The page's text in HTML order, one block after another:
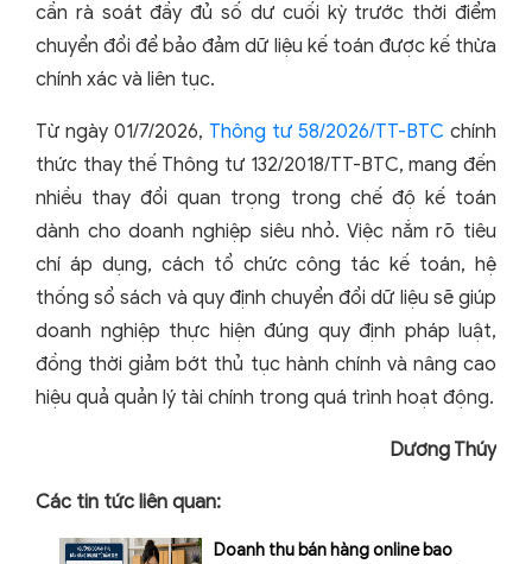
cần rà soát đầy đủ số dư cuối kỳ trước thời điểm
chuyển đổi để bảo đảm dữ liệu kế toán được kế thừa
chính xác và liên tục.
Từ ngày 01/7/2026, Thông tư 58/2026/TT-BTC chính
thức thay thế Thông tư 132/2018/TT-BTC, mang đến
nhiều thay đổi quan trọng trong chế độ kế toán
dành cho doanh nghiệp siêu nhỏ. Việc nắm rõ tiêu
chí áp dụng, cách tổ chức công tác kế toán, hệ
thống sổ sách và quy định chuyển đổi dữ liệu sẽ giúp
doanh nghiệp thực hiện đúng quy định pháp luật,
đồng thời giảm bớt thủ tục hành chính và nâng cao
hiệu quả quản lý tài chính trong quá trình hoạt động.
Dương Thúy
Các tin tức liên quan:
Doanh thu bán hàng online bao